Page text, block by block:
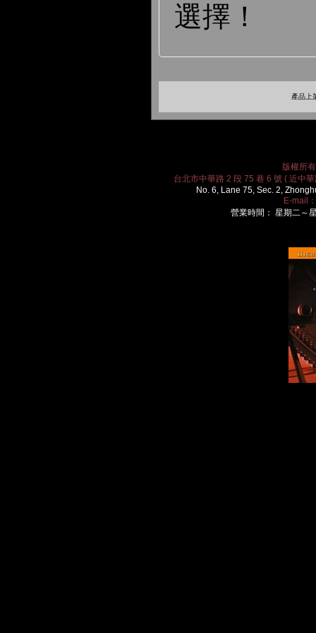
選擇！
產品上
版權所
台北市中華路 2 段 75 巷 6 號 ( 近中
No. 6, Lane 75, Sec. 2,
E-mail：
營業時間： 星期二～